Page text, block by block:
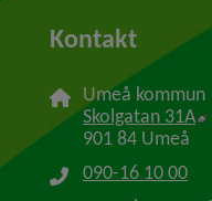
Kontakt
Umeå kommun
Skolgatan 31A
901 84 Umeå
090-16 10 00